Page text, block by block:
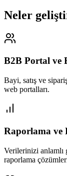
Neler
B2B Portal ve
Bayi, satış ve
web portalları.
Raporlama ve
Verilerinizi anlamlı
raporlama